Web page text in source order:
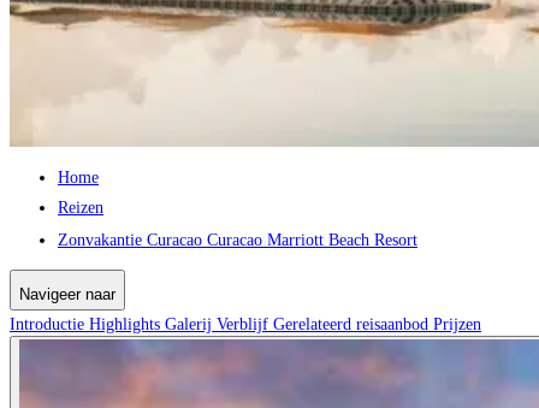
Home
Reizen
Zonvakantie Curacao Curacao Marriott Beach Resort
Navigeer naar
Introductie Highlights Galerij Verblijf Gerelateerd reisaanbod Prijzen